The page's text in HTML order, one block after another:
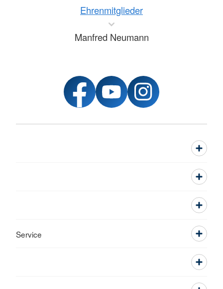
Ehrenmitglieder
Manfred Neumann
Service